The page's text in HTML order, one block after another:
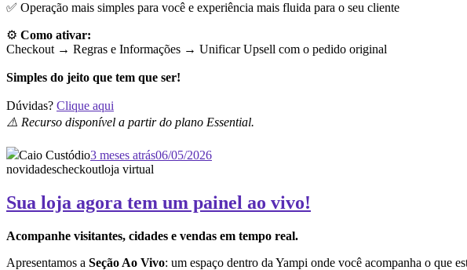
✅ Operação mais simples para você e experiência mais fluida para o seu cliente
⚙️ Como ativar:
Checkout → Regras e Informações → Unificar Upsell com o pedido original
Simples do jeito que tem que ser!
Dúvidas? Clique aqui
⚠️ Recurso disponível a partir do plano Essential.
Caio Custódio3 meses atrás06/05/2026
novidadescheckoutloja virtual
Sua loja agora tem um painel ao vivo!
Acompanhe visitantes, cidades e vendas em tempo real.
Apresentamos a Seção Ao Vivo: um espaço dentro da Yampi onde você acompanha o que